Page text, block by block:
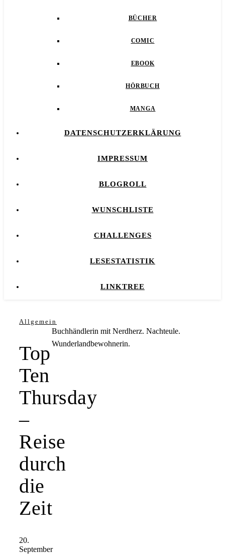
BÜCHER
COMIC
EBOOK
HÖRBUCH
MANGA
DATENSCHUTZERKLÄRUNG
IMPRESSUM
BLOGROLL
WUNSCHLISTE
CHALLENGES
LESESTATISTIK
LINKTREE
Allgemein
Top
Ten
Thursday
–
Reise
durch
die
Zeit
20.
September
Buchhändlerin mit Nerdherz. Nachteule.
Wunderlandbewohnerin.